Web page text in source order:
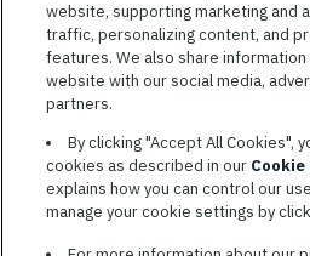
CONDITIONS GÉNÉRALES
COOKIE SETTINGS
PLAN DU SITE
PRIVACY POLICY
COOKIE CHOICES & INFO
L3HARRIS.COM
website, supporting marketing and
traffic, personalizing content, and
features. We also share
website with our social media,
partners.
By clicking "Accept All Cookies",
cookies as described in our Cookie
explains how you can control our
manage your cookie settings by